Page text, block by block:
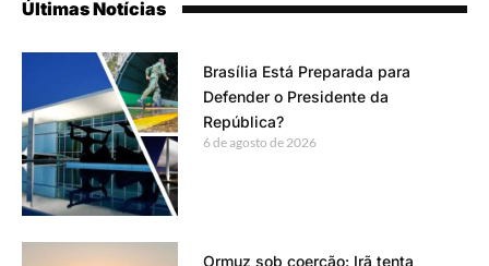
Últimas Notícias
Brasília Está Preparada para
Defender o Presidente da
República?
6 de agosto de 2026
Ormuz sob coerção: Irã tenta